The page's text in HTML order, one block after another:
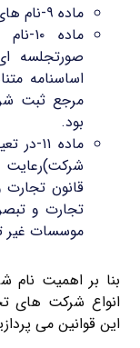
ماده ۹-نام های تایید شده قابل انتقال به غیر نمی باشد.
صورتجلسه
اساسنامه
مرجع ثبت
بود.
ماده
موسسات غیر
بنا بر اهمیت نام
انواع شرکت های
این قوانین می